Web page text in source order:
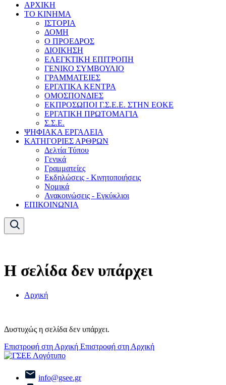
ΑΡΧΙΚΗ
ΤΟ ΚΙΝΗΜΑ
ΙΣΤΟΡΙΑ
ΔΟΜΗ
Ο ΠΡΟΕΔΡΟΣ
ΔΙΟΙΚΗΣΗ
ΕΛΕΓΚΤΙΚΗ ΕΠΙΤΡΟΠΗ
ΓΕΝΙΚΟ ΣΥΜΒΟΥΛΙΟ
ΓΡΑΜΜΑΤΕΙΕΣ
ΕΡΓΑΤΙΚΑ ΚΕΝΤΡΑ
ΟΜΟΣΠΟΝΔΙΕΣ
ΕΚΠΡΟΣΩΠΟΙ Γ.Σ.Ε.Ε. ΣΤΗΝ ΕΟΚΕ
ΕΡΓΑΤΙΚΗ ΠΡΩΤΟΜΑΓΙΑ
Σ.Σ.Ε.
ΨΗΦΙΑΚΑ ΕΡΓΑΛΕΙΑ
ΚΑΤΗΓΟΡΙΕΣ ΑΡΘΡΩΝ
Δελτία Τύπου
Γενικά
Γραμματείες
Εκδηλώσεις - Κινητοποιήσεις
Νομικά
Ανακοινώσεις - Εγκύκλιοι
ΕΠΙΚΟΙΝΩΝΙΑ
Η σελίδα δεν υπάρχει
Αρχική
Δυστυχώς η σελίδα δεν υπάρχει.
Επιστροφή στη Αρχική Επιστροφή στη Αρχική
info@gsee.gr